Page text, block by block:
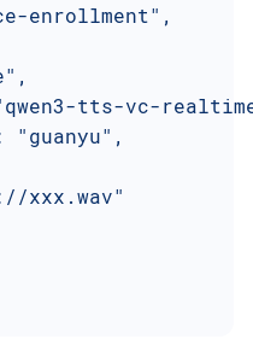
enrollment",
tts-vc-
"guanyu",
xxx.wav"